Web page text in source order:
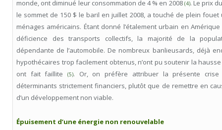
monde, ont diminué leur consommation de 4 % en 2008 (4). Le prix
le sommet de 150 $ le baril en juillet 2008, a touché de plein
ménages américains. Étant donné l’étalement urbain en
déficience des transports collectifs, la majorité de la
dépendante de l’automobile. De nombreux banlieusards, déjà
hypothécaires trop facilement obtenus, n’ont pu soutenir la
ont fait faillite(5). Or, on préfère attribuer la présente crise
déterminants strictement financiers, plutôt que de remettre en
d’un développement non viable.
Épuisement d’une énergie non renouvelable